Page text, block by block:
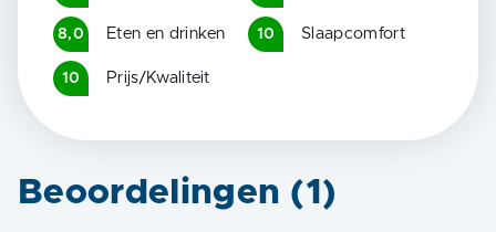
8,0 Eten en drinken 10 Slaapcomfort
10 Prijs/Kwaliteit
Beoordelingen (1 )